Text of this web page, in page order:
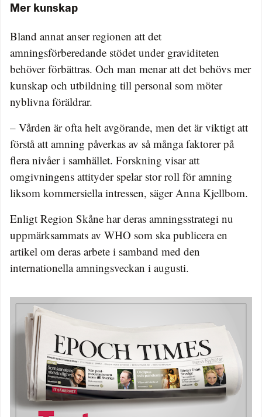
Mer kunskap
Bland annat anser regionen att det
amningsförberedande stödet under graviditeten
behöver förbättras. Och man menar att det behövs mer
kunskap och utbildning till personal som möter
nyblivna föräldrar.
– Vården är ofta helt avgörande, men det är viktigt att
förstå att amning påverkas av så många faktorer på
flera nivåer i samhället. Forskning visar att
omgivningens attityder spelar stor roll för amning
liksom kommersiella intressen, säger Anna Kjellbom.
Enligt Region Skåne har deras amningsstrategi nu
uppmärksammats av WHO som ska publicera en
artikel om deras arbete i samband med den
internationella amningsveckan i augusti.